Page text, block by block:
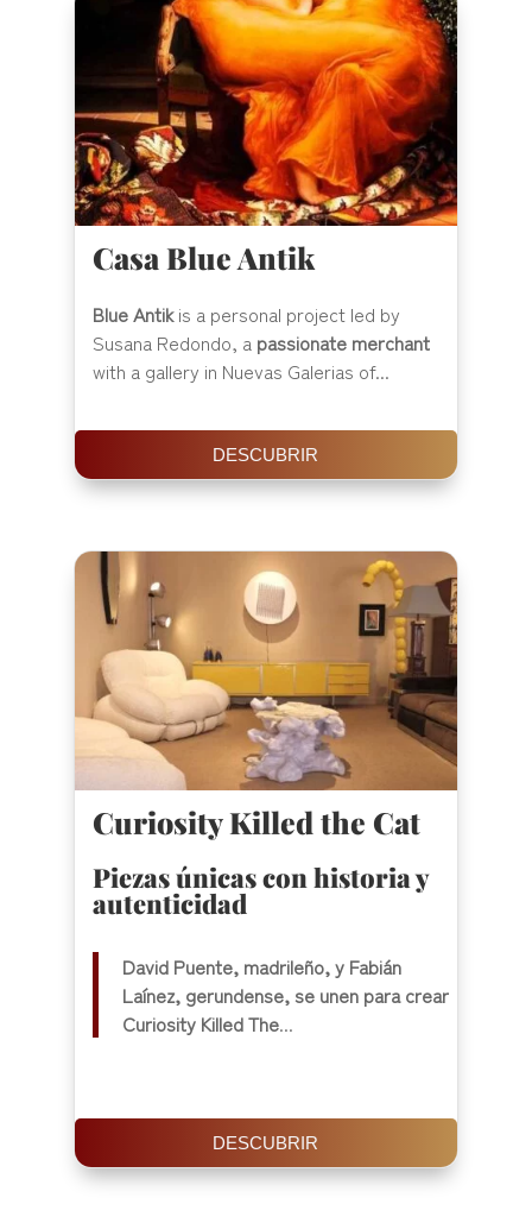
Casa Blue Antik
Blue Antikis a personal project led by
Susana Redondo, a passionate merchant
with a gallery in Nuevas Galerias of...
DESCUBRIR
Curiosity Killed the Cat
Piezas únicas con historia y
autenticidad
David Puente, madrileño, y Fabián
Laínez, gerundense, se unen para crear
Curiosity Killed The...
DESCUBRIR